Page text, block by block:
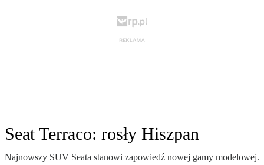
Seat Terraco: rosły Hiszpan
Najnowszy SUV Seata stanowi zapowiedź nowej gamy modelowej.